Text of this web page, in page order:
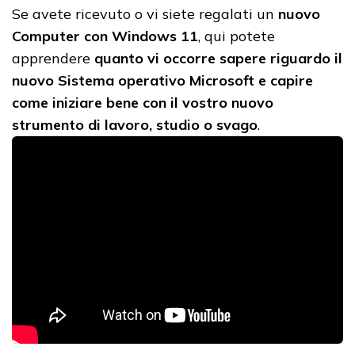
Se avete ricevuto o vi siete regalati un nuovo
Computer con Windows 11, qui potete
apprendere quanto vi occorre sapere riguardo il
nuovo Sistema operativo Microsoft e capire
come iniziare bene con il vostro nuovo
strumento di lavoro, studio o svago.